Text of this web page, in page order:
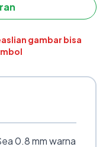
gambar bisa
0.8 mm warna